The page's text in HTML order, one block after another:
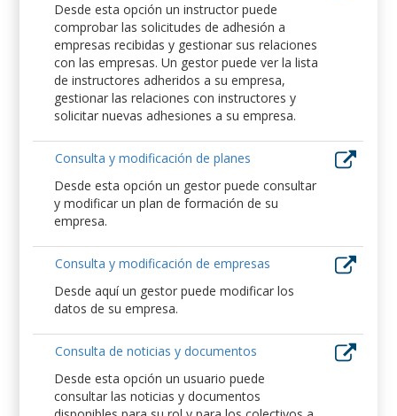
Desde esta opción un instructor puede
comprobar las solicitudes de adhesión a
empresas recibidas y gestionar sus relaciones
con las empresas. Un gestor puede ver la lista
de instructores adheridos a su empresa,
gestionar las relaciones con instructores y
solicitar nuevas adhesiones a su empresa.
Consulta y modificación de planes
Desde esta opción un gestor puede consultar
y modificar un plan de formación de su
empresa.
Consulta y modificación de empresas
Desde aquí un gestor puede modificar los
datos de su empresa.
Consulta de noticias y documentos
Desde esta opción un usuario puede
consultar las noticias y documentos